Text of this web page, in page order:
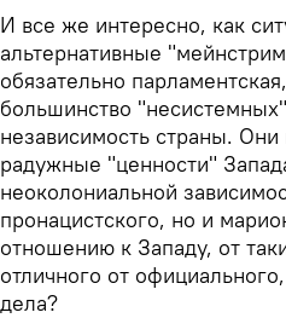
И все же интересно, как
альтернативные
обязательно
большинство
независимость страны.
радужные "ценности"
неоколониальной
пронацистского, но и
отношению к Западу, от
отличного от
дела?